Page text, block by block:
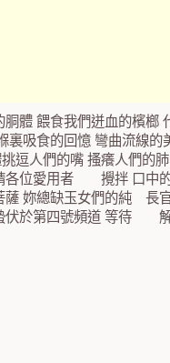
體 餵食我們迸血的檳
彎曲流線的美臀
逗人們的嘴 搔癢人們的
位愛用者 攪拌 口中的
妳總缺玉女們的純 長官
蟄伏於第四號頻道 等待